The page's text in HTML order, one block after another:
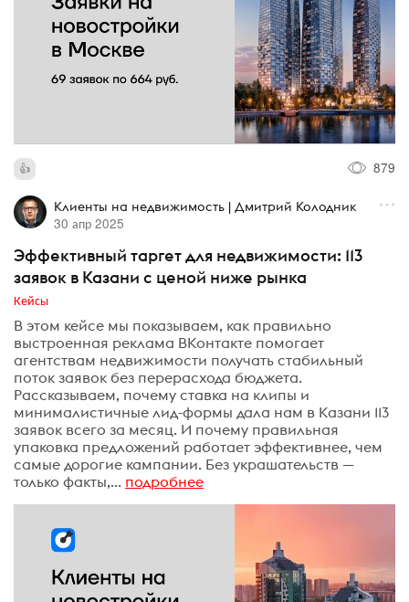
879
Клиенты на недвижимость | Дмитрий Колодник
30 апр 2025
Эффективный таргет для недвижимости: 113
заявок в Казани с ценой ниже рынка
Кейсы
В этом кейсе мы показываем, как правильно
выстроенная реклама ВКонтакте помогает
агентствам недвижимости получать стабильный
поток заявок без перерасхода бюджета.
Рассказываем, почему ставка на клипы и
минималистичные лид-формы дала нам в Казани 113
заявок всего за месяц. И почему правильная
упаковка предложений работает эффективнее, чем
самые дорогие кампании. Без украшательств —
только факты,... подробнее